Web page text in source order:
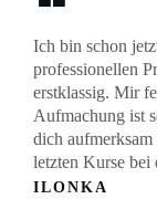
Ich bin schon
professionellen
erstklassig. Mir
Aufmachung ist
dich
letzten Kurse bei
ILONKA